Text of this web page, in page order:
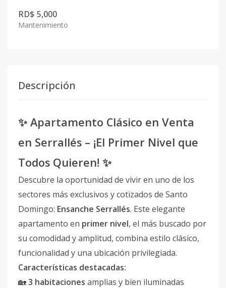
RD$ 5,000
Mantenimiento
Descripción
✨ Apartamento Clásico en Venta
en Serrallés – ¡El Primer Nivel que
Todos Quieren! ✨
Descubre la oportunidad de vivir en uno de los
sectores más exclusivos y cotizados de Santo
Domingo: Ensanche Serrallés. Este elegante
apartamento en primer nivel, el más buscado por
su comodidad y amplitud, combina estilo clásico,
funcionalidad y una ubicación privilegiada.
Características destacadas:
🏡3 habitaciones amplias y bien iluminadas